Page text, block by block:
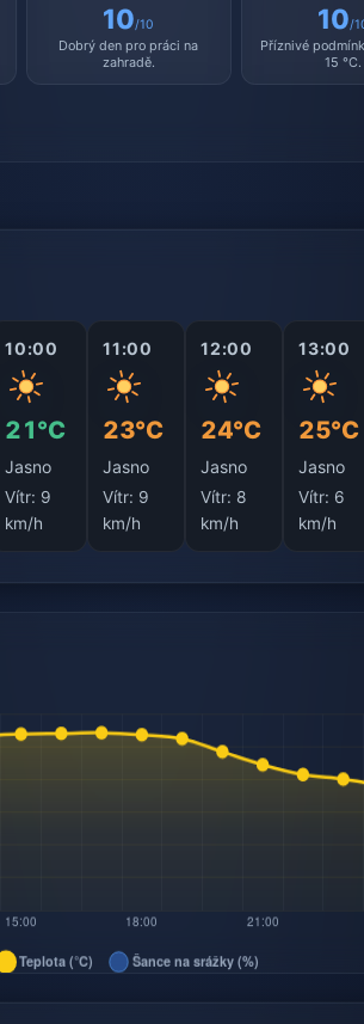
10/10
Dobrý den pro práci na
zahradě.
10/
Příznivé
15 °C.
10:00
21°C
Jasno
Vítr: 9
km/h
11:00
23°C
Jasno
Vítr: 9
km/h
12:00
24°C
Jasno
Vítr: 8
km/h
13:00
25°C
Jasno
Vítr: 6
km/h